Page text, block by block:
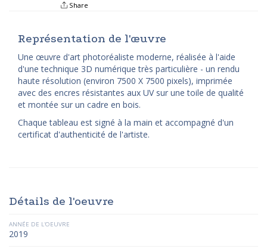
Share
Représentation de l'œuvre
Une œuvre d'art photoréaliste moderne, réalisée à l'aide
d'une technique 3D numérique très particulière - un rendu
haute résolution (environ 7500 X 7500 pixels), imprimée
avec des encres résistantes aux UV sur une toile de qualité
et montée sur un cadre en bois.
Chaque tableau est signé à la main et accompagné d'un
certificat d'authenticité de l'artiste.
Détails de l'oeuvre
ANNÉE DE L'OEUVRE
2019